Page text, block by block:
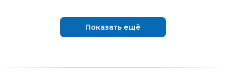
Показать ещё